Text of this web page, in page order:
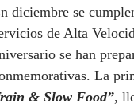
diciembre se
de Alta V
se han
La
& Slow Food”,